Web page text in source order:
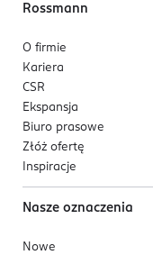
Rossmann
O firmie
Kariera
CSR
Ekspansja
Biuro prasowe
Złóż ofertę
Inspiracje
Nasze oznaczenia
Nowe